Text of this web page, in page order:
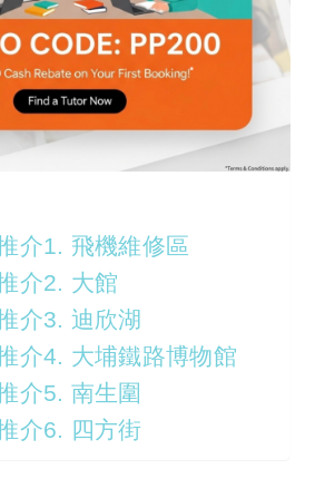
介1. 飛機維修區
介2. 大館
介3. 迪欣湖
介4. 大埔鐵路博物館
介5. 南生圍
介6. 四方街